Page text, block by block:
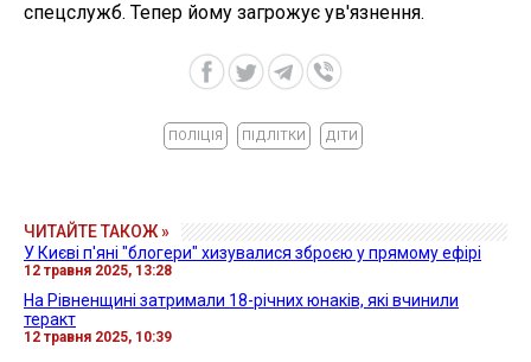
спецслужб. Тепер йому загрожує ув'язнення.
ПОЛІЦІЯ ПІДЛІТКИ ДІТИ
ЧИТАЙТЕ ТАКОЖ »
У Києві п'яні "блогери" хизувалися зброєю у прямому ефірі
12 травня 2025, 13:28
На Рівненщині затримали 18-річних юнаків, які вчинили
теракт
12 травня 2025, 10:39